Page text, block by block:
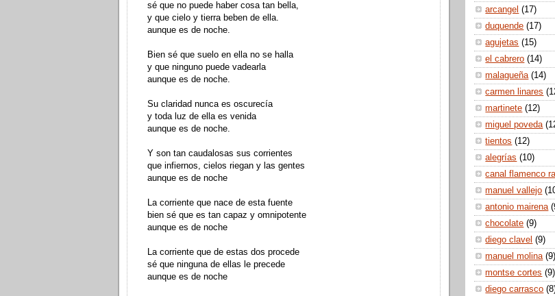
sé que no puede haber cosa tan bella,
y que cielo y tierra beben de ella.
aunque es de noche.
Bien sé que suelo en ella no se halla
y que ninguno puede vadearla
aunque es de noche.
Su claridad nunca es oscurecía
y toda luz de ella es venida
aunque es de noche.
Y son tan caudalosas sus corrientes
que infiernos, cielos riegan y las gentes
aunque es de noche
La corriente que nace de esta fuente
bien sé que es tan capaz y omnipotente
aunque es de noche
La corriente que de estas dos procede
sé que ninguna de ellas le precede
aunque es de noche
arcangel (17)
duquende (17)
agujetas (15)
el cabrero (14)
malagueña (14)
carmen linares
martinete (12)
miguel poveda
tientos (12)
alegrías (10)
canal flamenco
manuel vallejo
antonio mairena
chocolate (9)
diego clavel (9)
manuel molina (9)
montse cortes (9)
diego carrasco